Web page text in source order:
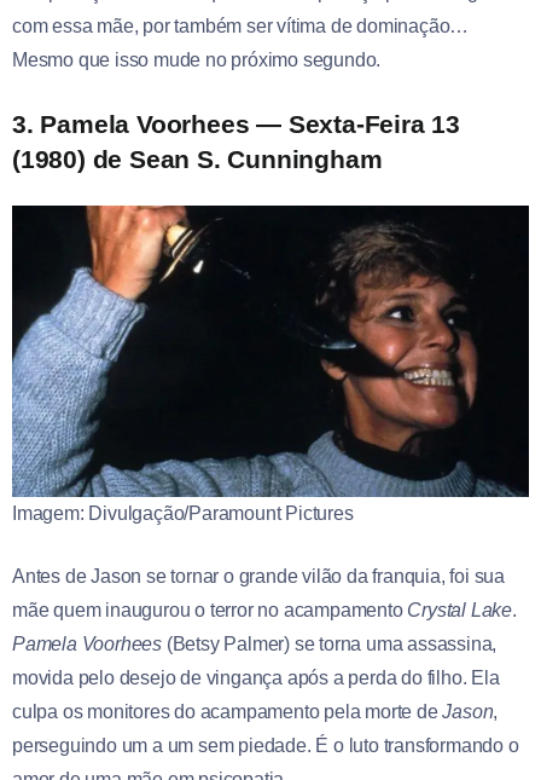
com essa mãe, por também ser vítima de dominação…
Mesmo que isso mude no próximo segundo.
3. Pamela Voorhees — Sexta-Feira 13
(1980) de Sean S. Cunningham
Imagem: Divulgação/Paramount Pictures
Antes de Jason se tornar o grande vilão da franquia, foi sua
mãe quem inaugurou o terror no acampamento Crystal Lake.
Pamela Voorhees (Betsy Palmer) se torna uma assassina,
movida pelo desejo de vingança após a perda do filho. Ela
culpa os monitores do acampamento pela morte deJason,
perseguindo um a um sem piedade. É o luto transformando o